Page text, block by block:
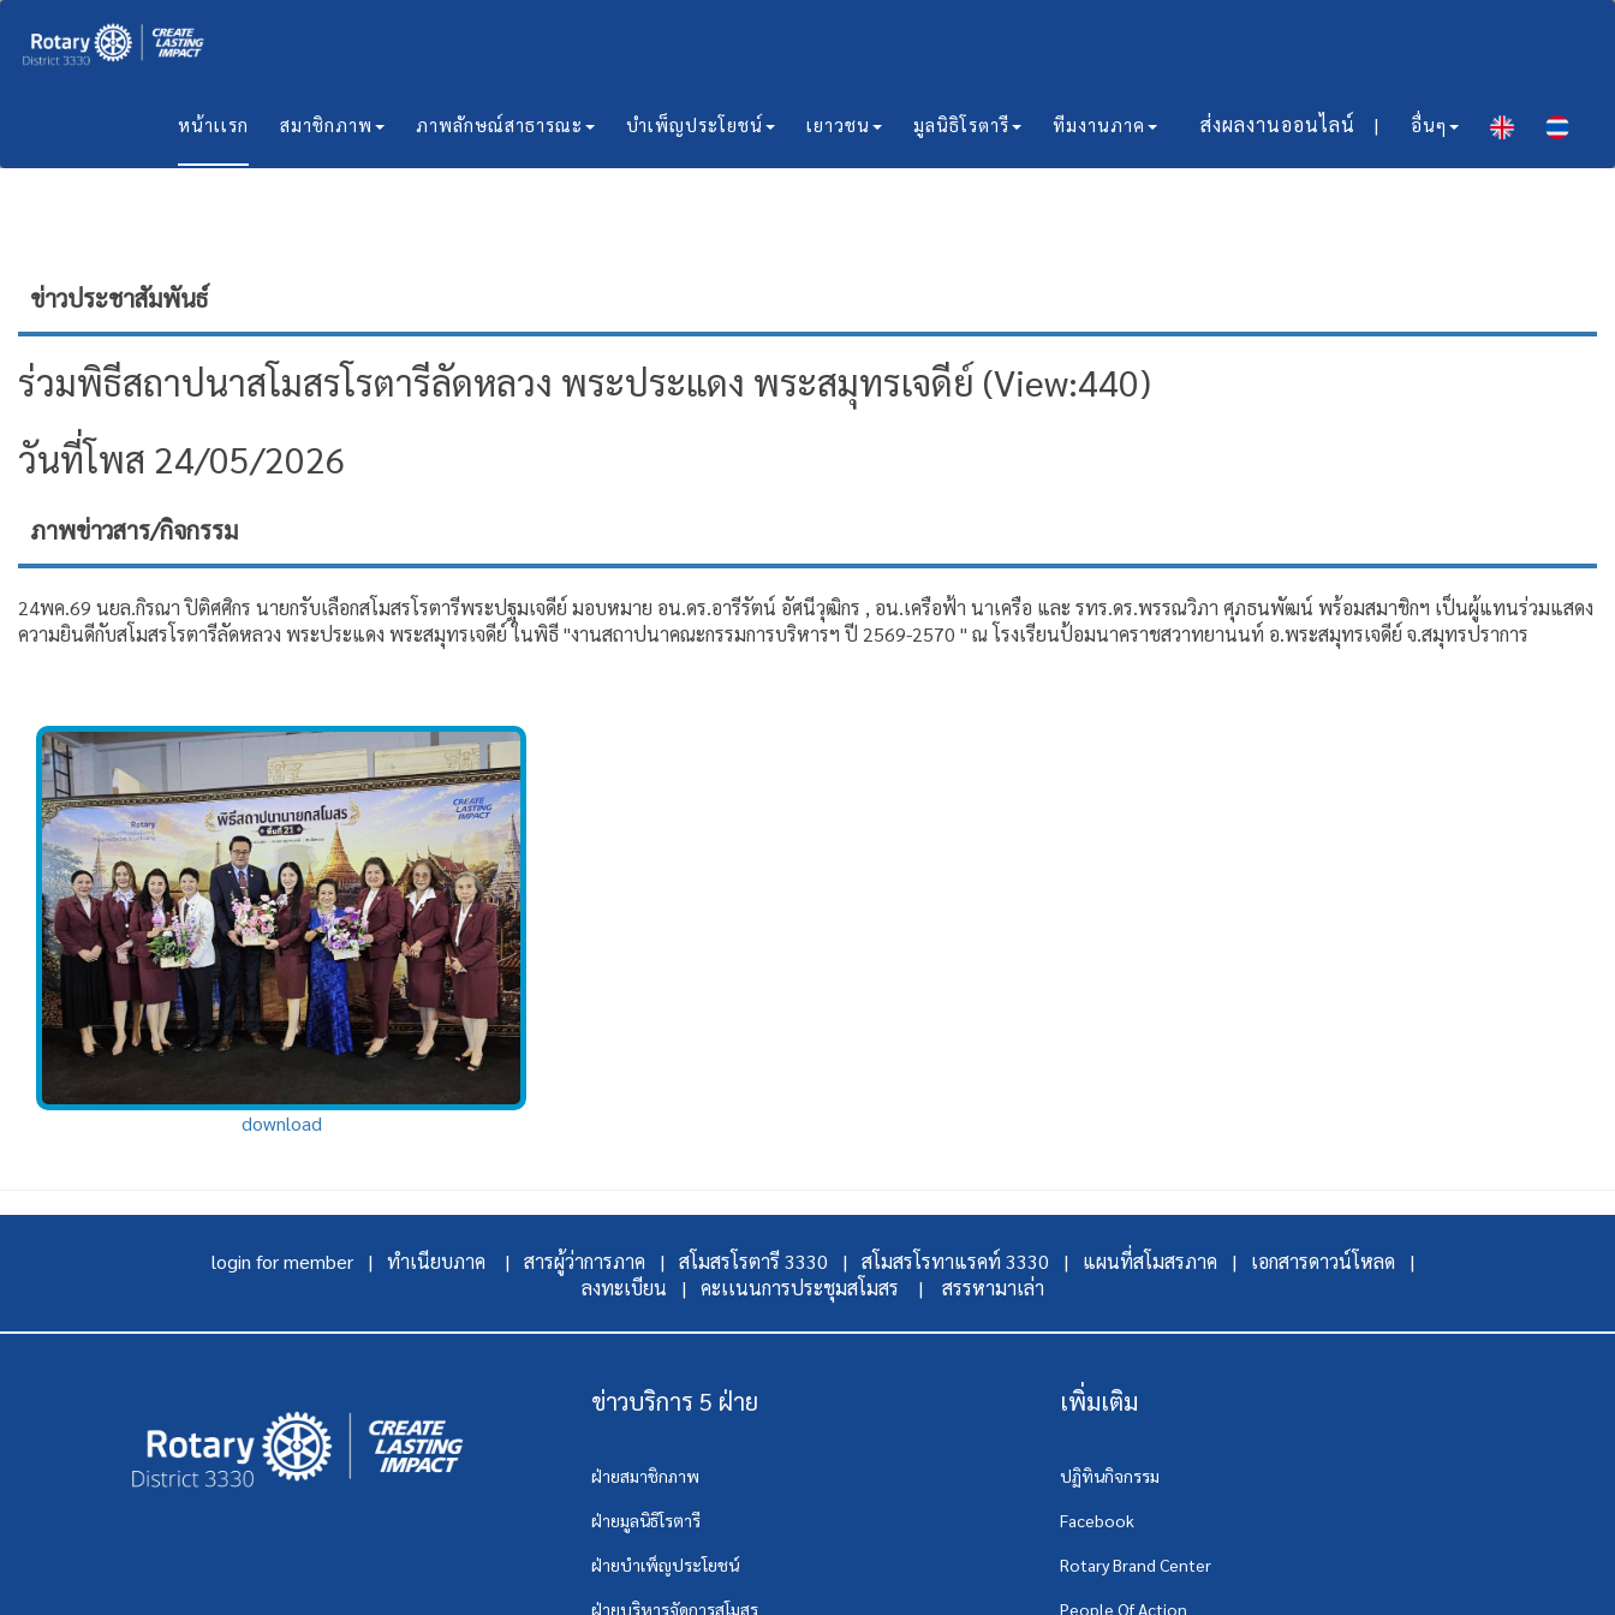
หน้าเเรก สมาชิกภาพ ภาพลักษณ์สาธารณะ บำเพ็ญประโยชน์ เยาวชน มูลนิธิโรตารี ทีมงานภาค ส่งผลงานออนไลน์​ | อื่นๆ
ข่าวประชาสัมพันธ์
ร่วมพิธีสถาปนาสโมสรโรตารีลัดหลวง พระประแดง พระสมุทรเจดีย์ (View:440)
วันที่โพส 24/05/2026
ภาพข่าวสาร/กิจกรรม
24พค.69 นยล.กิรณา ปิติศศิกร นายกรับเลือกสโมสรโรตารีพระปฐมเจดีย์ มอบหมาย อน.ดร.อารีรัตน์ อัศนีวุฒิกร , อน.เครือฟ้า นาเครือ และ รทร.ดร.พรรณวิภา ศุภธนพัฒน์ พร้อมสมาชิกฯ เป็นผู้แทนร่วมแสดง
ความยินดีกับสโมสรโรตารีลัดหลวง พระประแดง พระสมุทรเจดีย์ ในพิธี "งานสถาปนาคณะกรรมการบริหารฯ ปี 2569-2570 " ณ โรงเรียนป้อมนาคราชสวาทยานนท์ อ.พระสมุทรเจดีย์ จ.สมุทรปราการ
download
login for member | ทำเนียบภาค | สารผู้ว่าการภาค | สโมสรโรตารี 3330 | สโมสรโรทาแรคท์ 3330 | แผนที่สโมสรภาค |
เอกสารดาวน์โหลด |
ลงทะเบียน |
คะเเนนการประชุมสโมสร | สรรหามาเล่า
ข่าวบริการ 5 ฝ่าย
ฝ่ายสมาชิกภาพ
ฝ่ายมูลนิธิโรตารี
ฝ่ายบำเพ็ญประโยชน์
ฝ่ายบริหารจัดการสโมสร
เพิ่มเติม
ปฏิทินกิจกรรม
Facebook
Rotary Brand Center
People Of Action